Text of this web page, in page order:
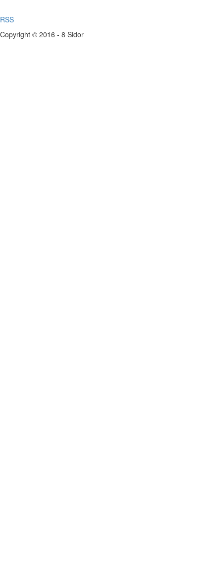
RSS
Copyright © 2016 - 8 Sidor